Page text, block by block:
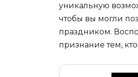
уникальную
чтобы вы могли
праздником.
признание тем,